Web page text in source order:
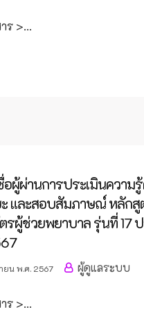
ร >...
ผู้ผ่านการประเมินความ
และสอบสัมภาษณ์ หลักสู
รผู้ช่วยพยาบาล รุ่นที่ 17
ยน พ.ศ. 2567 ผู้ดูแลระบบ
ร >...